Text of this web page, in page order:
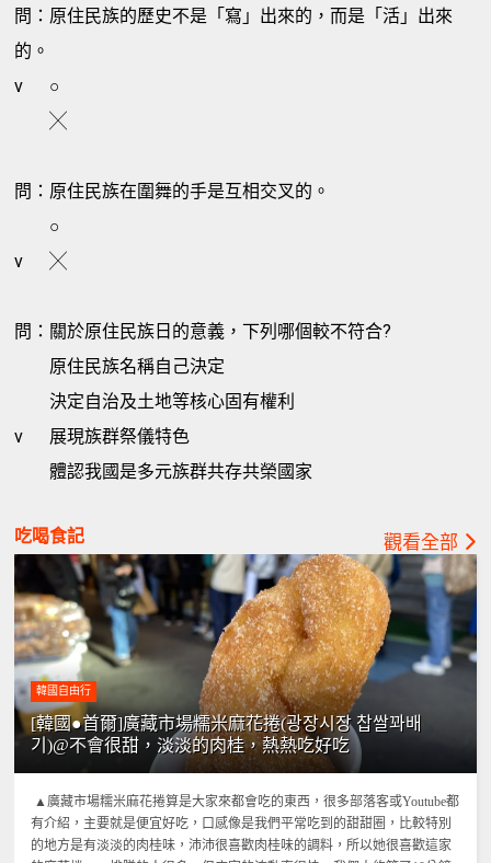
問：原住民族的歷史不是「寫」出來的，而是「活」出來
的。
v
○
╳
問：原住民族在圍舞的手是互相交叉的。
○
v
╳
問：關於原住民族日的意義，下列哪個較不符合?
原住民族名稱自己決定
決定自治及土地等核心固有權利
v
展現族群祭儀特色
體認我國是多元族群共存共榮國家
吃喝食記 觀看全部
韓國自由行
[韓國●首爾]廣藏市場糯米麻花捲(광장시장 찹쌀꽈배
기)@不會很甜，淡淡的肉桂，熱熱吃好吃
▲廣藏市場糯米麻花捲算是大家來都會吃的東西，很多部落客或Youtube都
有介紹，主要就是便宜好吃，口感像是我們平常吃到的甜甜圈，比較特別
的地方是有淡淡的肉桂味，沛沛很喜歡肉桂味的調料，所以她很喜歡這家